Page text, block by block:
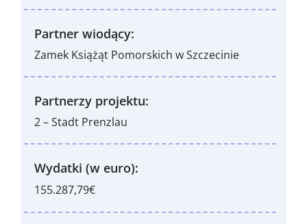
Partner wiodący:
Zamek Książąt Pomorskich w Szczecinie
Partnerzy projektu:
2 – Stadt Prenzlau
Wydatki (w euro):
155.287,79€